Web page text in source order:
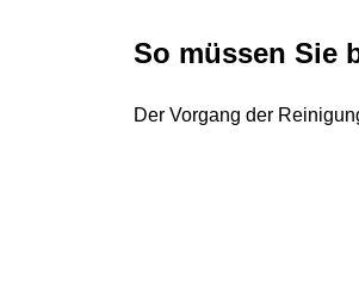
So müssen Sie
Der Vorgang der